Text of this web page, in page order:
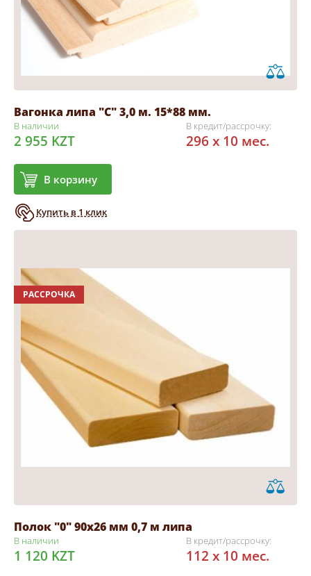
Вагонка липа "С" 3,0 м. 15*88 мм.
В наличии
2 955 KZT
В корзину
Купить в 1 клик
В кредит/рассрочку:
296 x 10 мес.
РАССРОЧКА
Полок "0" 90х26 мм 0,7 м липа
В наличии
1 120 KZT
В кредит/рассрочку:
112 x 10 мес.